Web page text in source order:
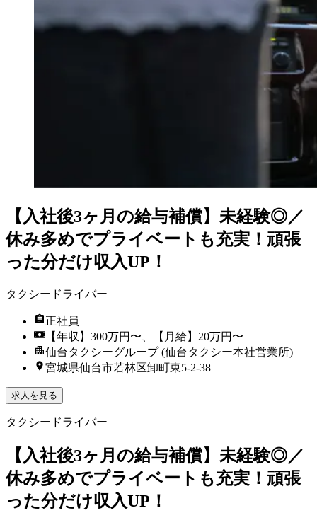
【入社後3ヶ月の給与補償】未経験◎／
休み多めでプライベートも充実！頑張
った分だけ収入UP！
タクシードライバー
正社員
【年収】300万円〜、【月給】20万円〜
仙台タクシーグループ (仙台タクシー本社営業所)
宮城県仙台市若林区卸町東5-2-38
求人を見る
タクシードライバー
【入社後3ヶ月の給与補償】未経験◎／
休み多めでプライベートも充実！頑張
った分だけ収入UP！